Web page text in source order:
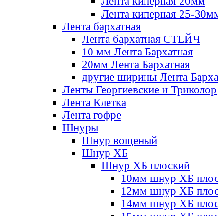
Лента киперная 25-
Лента бархатная
Лента бархатная СТЕЙЧ
10 мм Лента Бархатная
20мм Лента Бархатная
другие ширины Лента
Ленты Георгиевские и Триколор
Лента Клетка
Лента гофре
Шнуры
Шнур вощеный
Шнур ХБ
Шнур ХБ плоский
10мм шнур ХБ
12мм шнур ХБ
14мм шнур ХБ